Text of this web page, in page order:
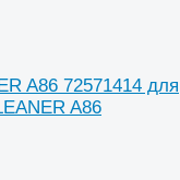
A86 72571414 для
A86